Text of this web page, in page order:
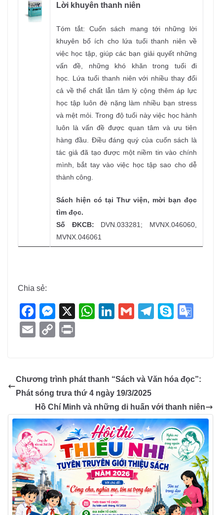
Lời khuyên thanh niên
Tóm tắt: Cuốn sách mang tới những lời
khuyên bổ ích cho lứa tuổi thanh niên về
việc học tập, giúp các bạn giải quyết những
vấn đề, những khó khăn trong tuổi đi
học. Lứa tuổi thanh niên với nhiều thay đổi
cả về thể chất lẫn tâm lý cộng thêm áp lực
học tập luôn đè nặng làm nhiều bạn stress
và mệt mỏi. Trong độ tuổi này việc học hành
luôn là vấn đề được quan tâm và ưu tiên
hàng đầu. Điều đáng quý của cuốn sách là
tác giả đã tạo được một niềm tin vào chính
mình, bắt tay vào việc học tập sao cho dễ
thành công.
Sách hiện có tại Thư viện, mời bạn đọc
tìm đọc.
Số ĐKCB: DVN.033281; MVNX.046060,
MVNX.046061
Chia sẻ:
F
a
c
b
o
o
k
M
e
ss
n
g
er
X
W
A
p
p
Li
dI
n
G
T
a
S
e
a
n
sl
at
e
E
C
y
Li
n
k
Chương trình phát thanh “Sách và Văn hóa đọc”:
Phát sóng trưa thứ 4 ngày 19/3/2025
Hồ Chí Minh và những di huấn với thanh niên